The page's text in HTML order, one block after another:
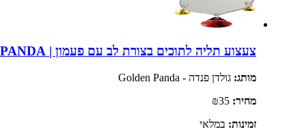
צעצוע תליה לתוכים בצורת לב עם פעמון | PANDA
מותג: גולדן פנדה - Golden Panda
מחיר:
זמינות: במלאי